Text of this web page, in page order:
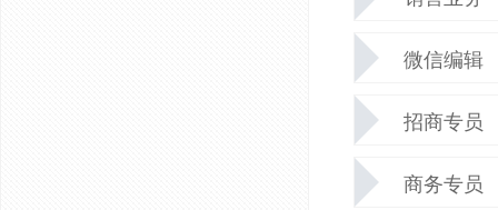
微信编辑
招商专员
商务专员